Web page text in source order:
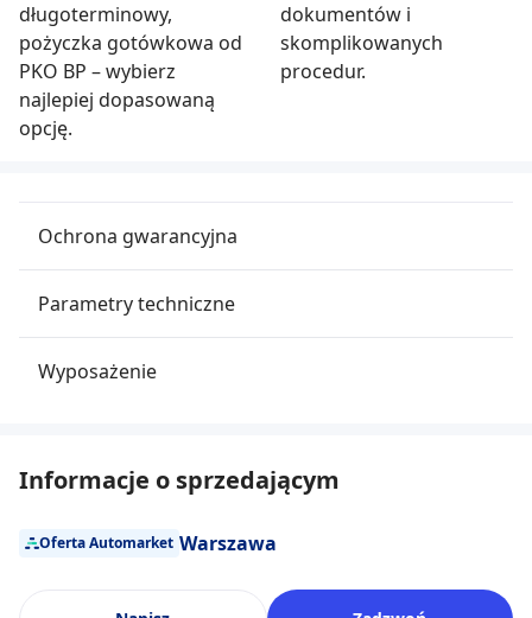
długoterminowy,
pożyczka gotówkowa od
PKO BP – wybierz
najlepiej dopasowaną
opcję.
dokumentów i
skomplikowanych
procedur.
Ochrona gwarancyjna
Parametry techniczne
Wyposażenie
Informacje o sprzedającym
Oferta Automarket Warszawa